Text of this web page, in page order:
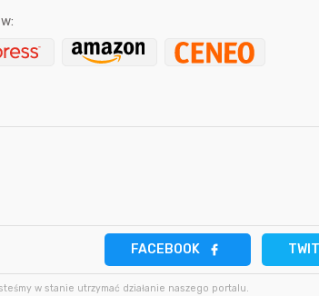
FACEBOOK
w stanie utrzymać działanie naszego portalu.
Bolkox 27 minut temu